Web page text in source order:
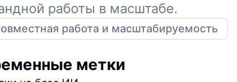
работы в масштабе.
работа и масштабируемость
метки